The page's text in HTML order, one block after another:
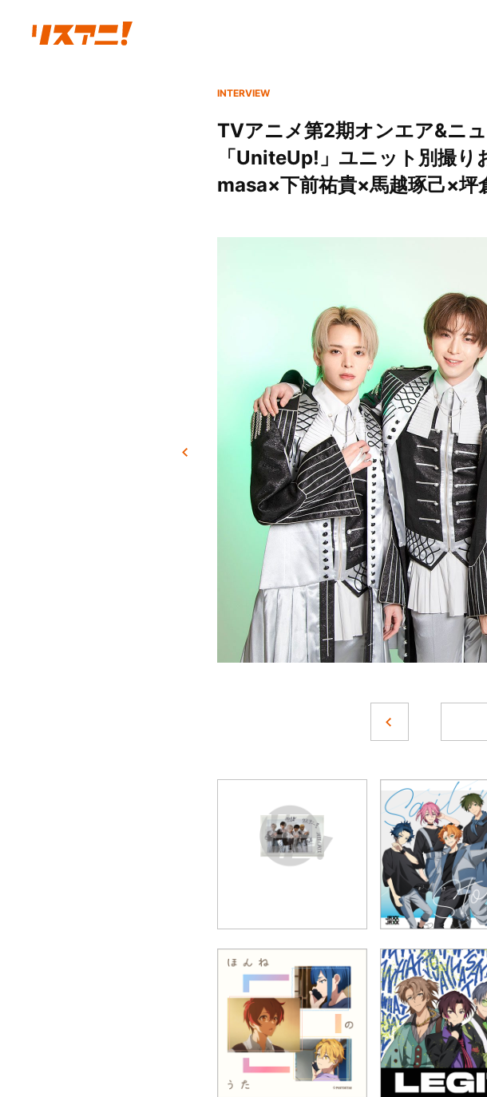
INTERVIEW
TVアニメ第2期オンエア&ニ
「UniteUp!」ユニット別撮
masa×下前祐貴×馬越琢己×坪